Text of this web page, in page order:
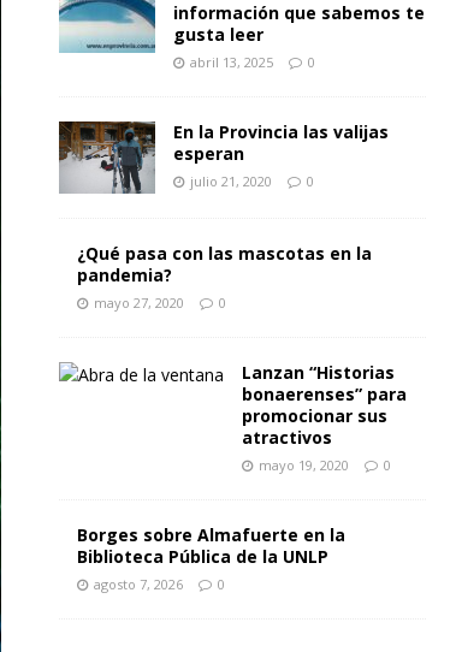
información que sabemos te
gusta leer
abril 13, 2025 0
En la Provincia las valijas
esperan
julio 21, 2020 0
¿Qué pasa con las mascotas en la
pandemia?
mayo 27, 2020 0
Lanzan “Historias
bonaerenses” para
promocionar sus
atractivos
mayo 19, 2020 0
Borges sobre Almafuerte en la
Biblioteca Pública de la UNLP
agosto 7, 2026 0